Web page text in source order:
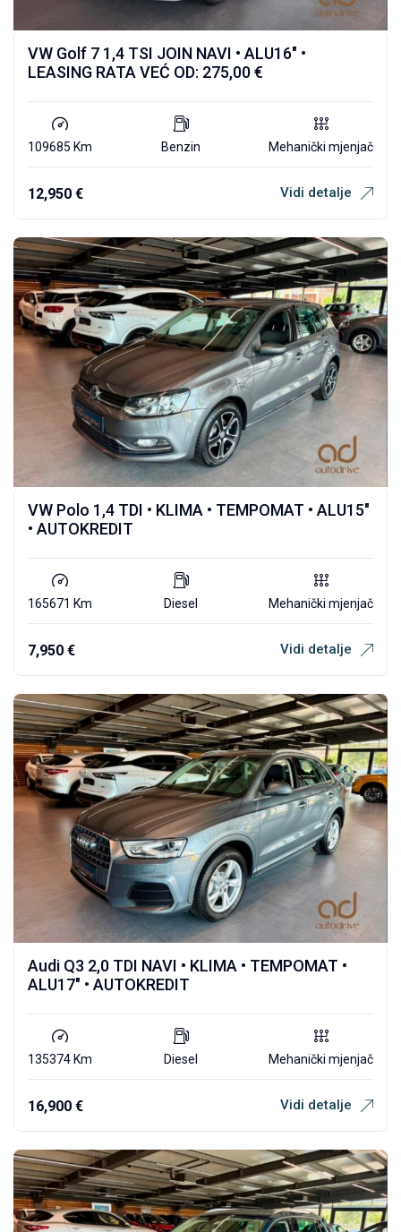
VW Golf 7 1,4 TSI JOIN NAVI • ALU16″ •
LEASING RATA VEĆ OD: 275,00 €
109685 Km Benzin Mehanički mjenjač
12,950 € Vidi detalje
VW Polo 1,4 TDI • KLIMA • TEMPOMAT • ALU15″
• AUTOKREDIT
165671 Km Diesel Mehanički mjenjač
7,950 € Vidi detalje
Audi Q3 2,0 TDI NAVI • KLIMA • TEMPOMAT •
ALU17″ • AUTOKREDIT
135374 Km Diesel Mehanički mjenjač
16,900 € Vidi detalje